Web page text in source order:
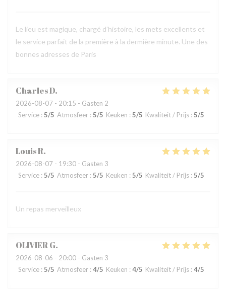
Le lieu est magique, chargé d’histoire, les mets excellents et
le service parfait de la première à la dermière minute. Une des
bonnes adresses de Paris
CharlesD
2026-08-07 - 20:15 - Gasten 2
Service : 5/5 Atmosfeer : 5/5 Keuken : 5/5 Kwaliteit / Prijs : 5/5
LouisR
2026-08-07 - 19:30 - Gasten 3
Service : 5/5 Atmosfeer : 5/5 Keuken : 5/5 Kwaliteit / Prijs : 5/5
Un repas merveilleux
OLIVIERG
2026-08-06 - 20:00 - Gasten 3
Service : 5/5 Atmosfeer : 4/5 Keuken : 4/5 Kwaliteit / Prijs : 4/5